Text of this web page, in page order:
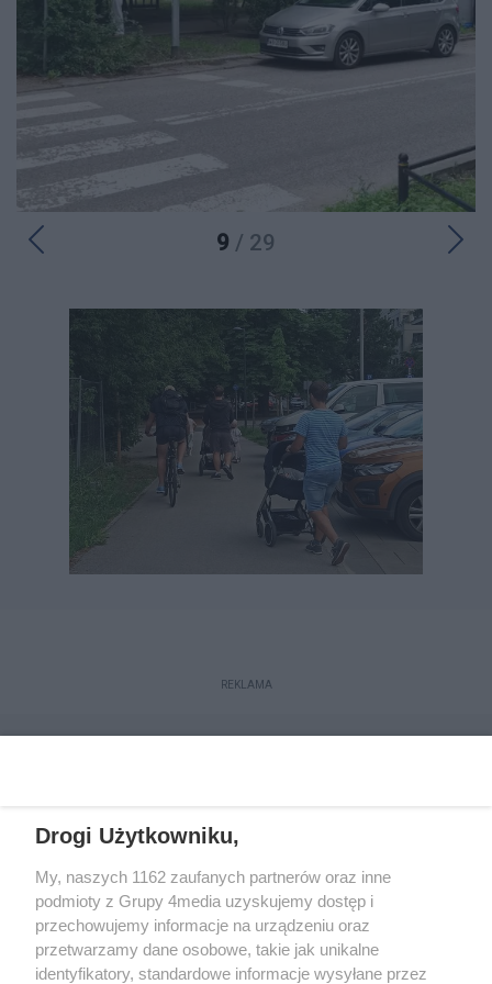
9 / 29
REKLAMA
Reklama Kontakt Regulamin
Dystrybucja
Regulamin prenumeraty
Polityka Prywatności
Drogi Użytkowniku,
My, naszych 1162 zaufanych partnerów oraz inne
podmioty z Grupy 4media uzyskujemy dostęp i
przechowujemy informacje na urządzeniu oraz
przetwarzamy dane osobowe, takie jak unikalne
identyfikatory, standardowe informacje wysyłane przez